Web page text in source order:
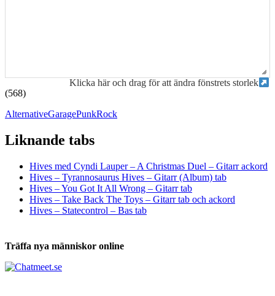
Klicka här och drag för att ändra fönstrets storlek
(568)
AlternativeGaragePunkRock
Liknande tabs
Hives med Cyndi Lauper – A Christmas Duel – Gitarr ackord
Hives – Tyrannosaurus Hives – Gitarr (Album) tab
Hives – You Got It All Wrong – Gitarr tab
Hives – Take Back The Toys – Gitarr tab och ackord
Hives – Statecontrol – Bas tab
Träffa nya människor online